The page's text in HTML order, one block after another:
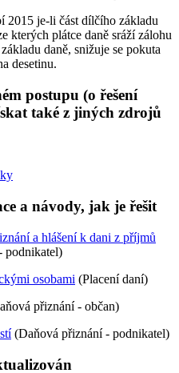
2015 je-li část dílčího základu
kterých plátce daně sráží zálohu
daně, snižuje se pokuta
desetinu.
postupu (o řešení
také z jiných zdrojů
a návody, jak je řešit
a hlášení k dani z příjmů
podnikatel)
osobami (Placení daní)
přiznání - občan)
(Daňová přiznání - podnikatel)